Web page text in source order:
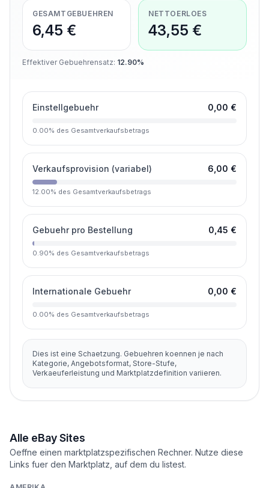
GESAMTGEBUEHREN
6,45 €
NETTOERLOES
43,55 €
Effektiver Gebuehrensatz: 12.90%
Einstellgebuehr 0,00 €
0.00% des Gesamtverkaufsbetrags
Verkaufsprovision (variabel) 6,00 €
12.00% des Gesamtverkaufsbetrags
Gebuehr pro Bestellung 0,45 €
0.90% des Gesamtverkaufsbetrags
Internationale Gebuehr 0,00 €
0.00% des Gesamtverkaufsbetrags
Dies ist eine Schaetzung. Gebuehren koennen je nach
Kategorie, Angebotsformat, Store-Stufe,
Verkaeuferleistung und Marktplatzdefinition variieren.
Alle eBay Sites
Oeffne einen marktplatzspezifischen Rechner. Nutze diese
Links fuer den Marktplatz, auf dem du listest.